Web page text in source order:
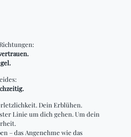
Dein Erblühen.
Linie um dich gehen. Um dein
– das Angenehme wie das